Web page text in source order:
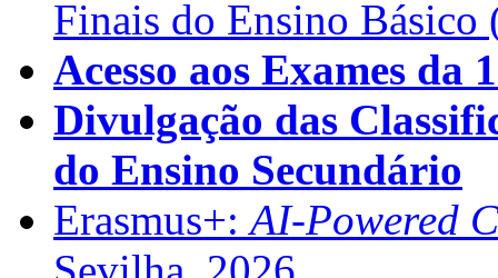
Finais do Ensino Básico
Acesso aos Exames da
Divulgação das
do Ensino Secundário
Erasmus+:AI-Powered